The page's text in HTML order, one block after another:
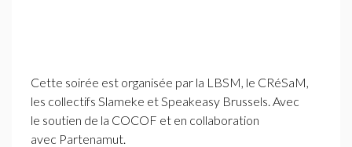
Cette soirée est organisée par la LBSM, le CRéSaM,
les collectifs Slameke et Speakeasy Brussels. Avec
le soutien de la COCOF et en collaboration
avec Partenamut.